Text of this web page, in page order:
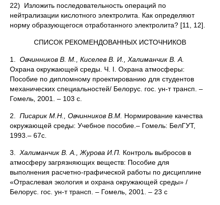
22) Изложить последовательность операций по
нейтрализации кислотного электролита. Как определяют
норму образующегося отработанного электролита? [11, 12].
СПИСОК РЕКОМЕНДОВАННЫХ ИСТОЧНИКОВ
1. Овчинников В. М., Киселев В. И., Халиманчик В. А.
Охрана окружающей среды. Ч. I. Охрана атмосферы:
Пособие по дипломному проектированию для студентов
механических специальностей/ Белорус. гос. ун-т трансп. –
Гомель, 2001. – 103 с.
2. Писарик М.Н., Овчинников В.М. Нормирование качества
окружающей среды: Учебное пособие.– Гомель: БелГУТ,
1993.– 67с.
3. Халиманчик В. А., Журова И.П. Контроль выбросов в
атмосферу загрязняющих веществ: Пособие для
выполнения расчетно-графической работы по дисциплине
«Отраслевая экология и охрана окружающей среды» /
Белорус. гос. ун-т трансп. – Гомель, 2001. – 23 с